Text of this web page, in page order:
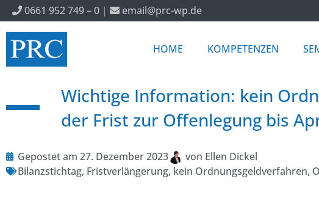
0661 952 749 – 0 | email@prc-wp.de
HOME KOMPETENZEN
Wichtige Information: kein
der Frist zur Offenlegung bis
Gepostet am 27. Dezember 2023 von Ellen Dickel
Bilanzstichtag, Fristverlängerung, kein Ordnungsgeldverfahren,